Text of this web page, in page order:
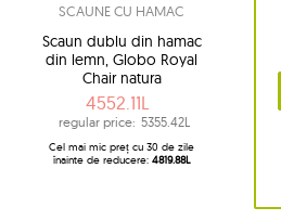
SCAUNE CU HAMAC
Scaun dublu din hamac
din lemn, Globo Royal
Chair natura
4552.11L
regular price: 5355.42L
Cel mai mic preț cu 30 de zile
înainte de reducere: 4819.88L